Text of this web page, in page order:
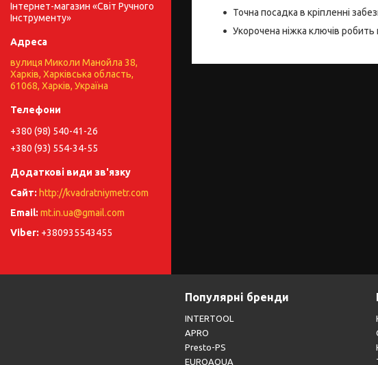
Точна посадка в кріпленні
Укорочена ніжка ключів
Інтернет-магазин «Світ Ручного
Інструменту»
вулиця Миколи Манойла 38,
Харків, Харківська область,
61068, Харків, Україна
+380 (98) 540-41-26
+380 (93) 554-34-55
http://kvadratniymetr.com
mt.in.ua@gmail.com
+380935543455
Популярні бренди
INTERTOOL
APRO
Presto-PS
EUROAQUA